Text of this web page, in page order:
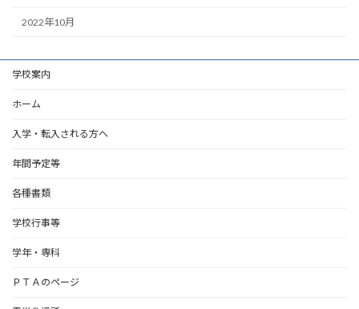
2022年10月
学校案内
ホーム
入学・転入される方へ
年間予定等
各種書類
学校行事等
学年・専科
ＰＴＡのページ